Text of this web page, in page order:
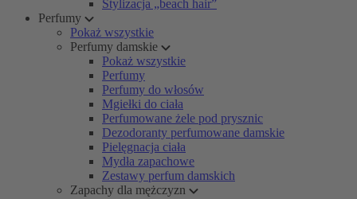
Stylizacja „beach hair”
Perfumy
Pokaż wszystkie
Perfumy damskie
Pokaż wszystkie
Perfumy
Perfumy do włosów
Mgiełki do ciała
Perfumowane żele pod prysznic
Dezodoranty perfumowane damskie
Pielęgnacja ciała
Mydła zapachowe
Zestawy perfum damskich
Zapachy dla mężczyzn